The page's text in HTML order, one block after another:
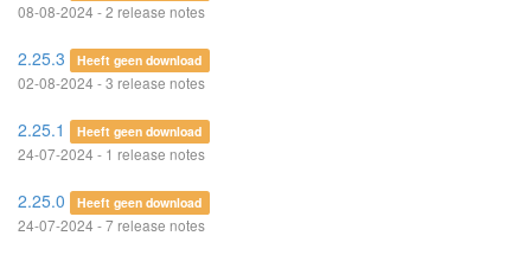
08-08-2024 - 2 release notes
2.25.3 Heeft geen download
02-08-2024 - 3 release notes
2.25.1 Heeft geen download
24-07-2024 - 1 release notes
2.25.0 Heeft geen download
24-07-2024 - 7 release notes